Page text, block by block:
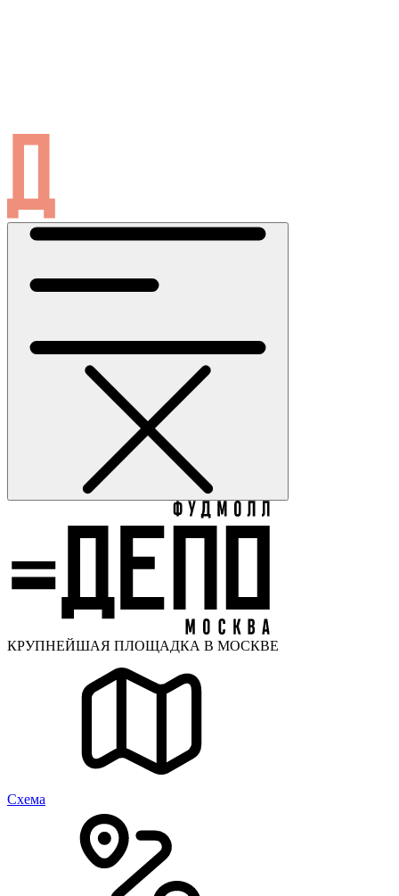
КРУПНЕЙШАЯ ПЛОЩАДКА В МОСКВЕ
Cхема